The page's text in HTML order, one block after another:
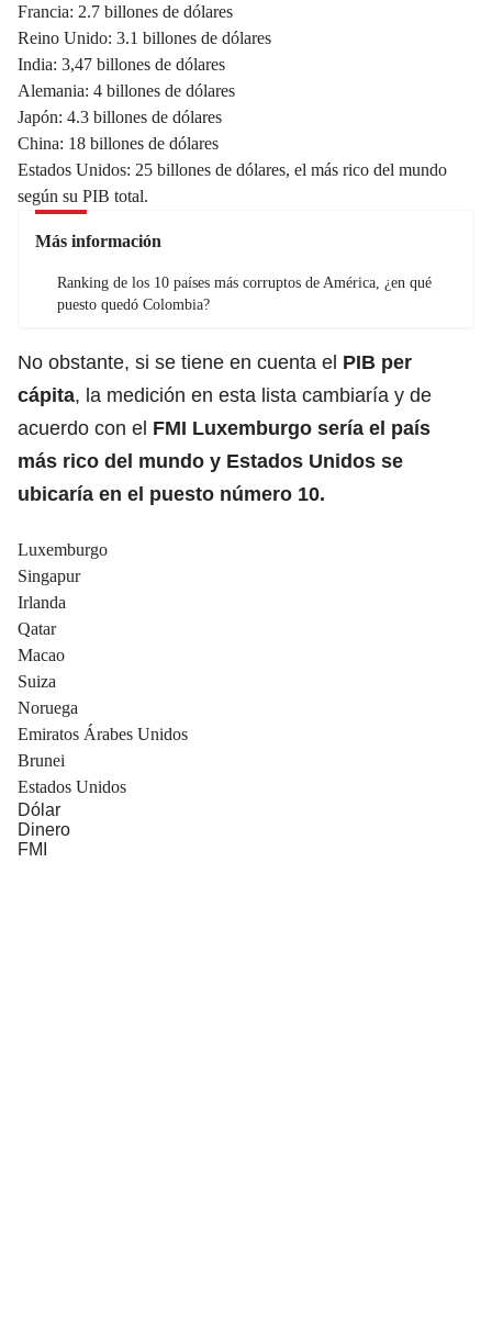
Francia: 2.7 billones de dólares
Reino Unido: 3.1 billones de dólares
India: 3,47 billones de dólares
Alemania: 4 billones de dólares
Japón: 4.3 billones de dólares
China: 18 billones de dólares
Estados Unidos: 25 billones de dólares, el más rico del mundo
según su PIB total.
Más información
Ranking de los 10 países más corruptos de América, ¿en qué
puesto quedó Colombia?
No obstante, si se tiene en cuenta el PIB per
cápita, la medición en esta lista cambiaría y de
acuerdo con el FMI Luxemburgo sería el país
más rico del mundo y Estados Unidos se
ubicaría en el puesto número 10.
Luxemburgo
Singapur
Irlanda
Qatar
Macao
Suiza
Noruega
Emiratos Árabes Unidos
Brunei
Estados Unidos
Dólar
Dinero
FMI